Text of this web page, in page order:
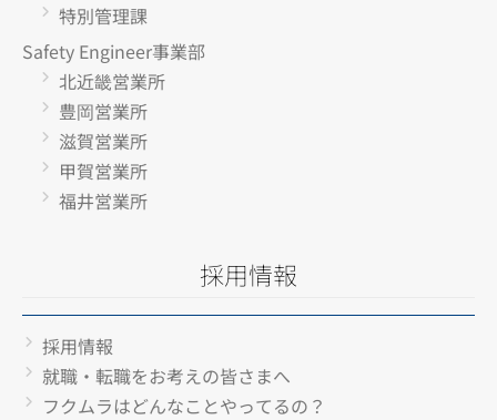
特別管理課
Safety Engineer事業部
北近畿営業所
豊岡営業所
滋賀営業所
甲賀営業所
福井営業所
採用情報
採用情報
就職・転職をお考えの皆さまへ
フクムラはどんなことやってるの？